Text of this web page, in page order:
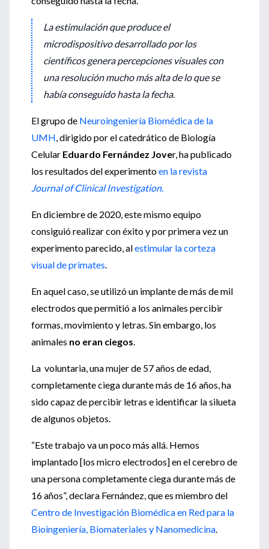
La estimulación que produce el
microdispositivo desarrollado por los
científicos genera percepciones visuales con
una resolución mucho más alta de lo que se
había conseguido hasta la fecha.
El grupo de Neuroingeniería Biomédica de la
UMH, dirigido por el catedrático de Biología
Celular Eduardo Fernández Jover, ha publicado
los resultados del experimentoen la revista
Journal of Clinical Investigation.
En diciembre de 2020, este mismo equipo
consiguió realizar con éxito y por primera vez un
experimento parecido, alestimular la corteza
visual de primates.
En aquel caso, se utilizó un implante de más de mil
electrodos que permitió a los animales percibir
formas, movimiento y letras. Sin embargo, los
animales no eran ciegos.
La voluntaria, una mujer de 57 años de edad,
completamente ciega durante más de 16 años, ha
sido capaz de percibir letras e identificar la silueta
de algunos objetos.
“Este trabajo va un poco más allá. Hemos
implantado [los micro electrodos] en el cerebro de
una persona completamente ciega durante más de
16 años”, declara Fernández, que es miembro del
Centro de Investigación Biomédica en Red para la
Bioingeniería, Biomateriales y Nanomedicina.